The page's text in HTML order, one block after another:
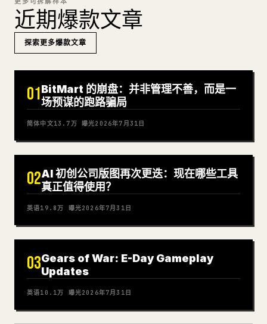
近期爆款文章
探索更多爆款文章
01BitMart 的崩盘：并非管理不善，而是一
场预谋的跑路骗局
简体中文13.7万 曝光2026年7月31日
02AI 初创公司版图再次更迭：现在哪些工具
真正值得使用？
英语19.8万 曝光2026年7月31日
03Gears of War: E-Day Gameplay
Updates
英语10.1万 曝光2026年7月31日